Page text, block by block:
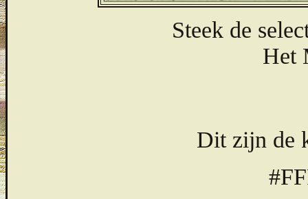
Steek de
Het
Dit zijn de